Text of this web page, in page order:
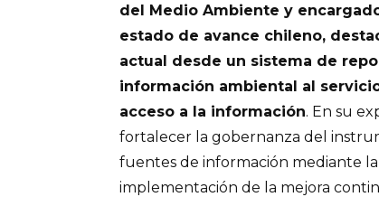
del Medio Ambiente y
estado de avance chileno,
actual desde un sistema de
información ambiental al
acceso a la información. En su
fortalecer la gobernanza del
fuentes de información mediante la
implementación de la mejora